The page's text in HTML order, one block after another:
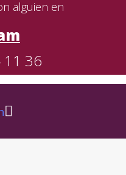
alguien en
36